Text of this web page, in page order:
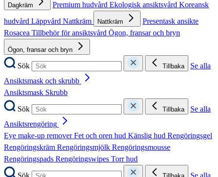
Dagkräm Premium hudvård Ekologisk ansiktsvård Koreansk
hudvård Läppvård Nattkräm Nattkräm
Presentask ansikte
Rosacea Tillbehör för ansiktsvård Ögon, fransar och bryn
Ögon, fransar och bryn
Sök Tillbaka
Se alla
Ansiktsmask och skrubb
Ansiktsmask Skrubb
Sök
Tillbaka
Se alla
Ansiktsrengöring
Eye make-up removerFet och oren hud Känslig hud Rengöringsgel
Rengöringskräm Rengöringsmjölk Rengöringsmousse
Rengöringspads Rengöringswipes Torr hud